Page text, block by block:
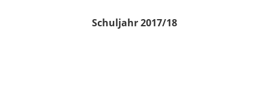
Schuljahr 2017/18